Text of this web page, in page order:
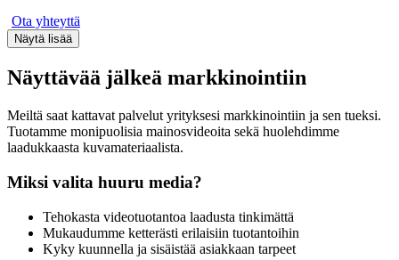
Ota yhteyttä
Näyttävää jälkeä markkinointiin
Meiltä saat kattavat palvelut yrityksesi markkinointiin ja sen tueksi.
Tuotamme monipuolisia mainosvideoita sekä huolehdimme
laadukkaasta kuvamateriaalista.
Miksi valita huuru media?
Tehokasta videotuotantoa laadusta tinkimättä
Mukaudumme ketterästi erilaisiin tuotantoihin
Kyky kuunnella ja sisäistää asiakkaan tarpeet